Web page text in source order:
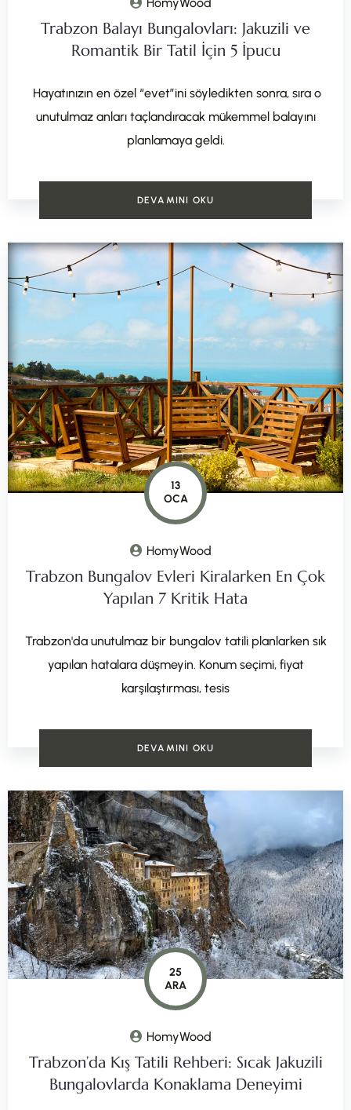
Trabzon Balayı Bungalovları: Jakuzili ve
Romantik Bir Tatil İçin 5 İpucu
Hayatınızın en özel “evet”ini söyledikten sonra, sıra o
unutulmaz anları taçlandıracak mükemmel balayını
planlamaya geldi.
DEVAMINI OKU
13
OCA
HomyWood
Trabzon Bungalov Evleri Kiralarken En Çok
Yapılan 7 Kritik Hata
Trabzon'da unutulmaz bir bungalov tatili planlarken sık
yapılan hatalara düşmeyin. Konum seçimi, fiyat
karşılaştırması, tesis
DEVAMINI OKU
25
ARA
HomyWood
Trabzon’da Kış Tatili Rehberi: Sıcak Jakuzili
Bungalovlarda Konaklama Deneyimi